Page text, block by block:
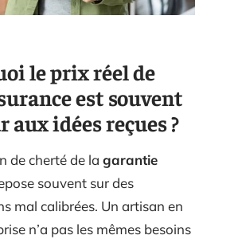
le prix réel de
est souvent
idées reçues ?
de cherté de la garantie
souvent sur des
mal calibrées. Un artisan en
n’a pas les mêmes besoins